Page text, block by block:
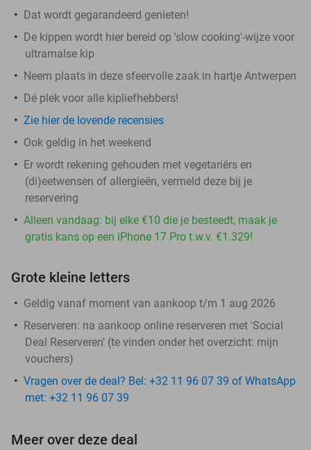
Dat wordt gegarandeerd genieten!
De kippen wordt hier bereid op 'slow cooking'-wijze voor
ultramalse kip
Neem plaats in deze sfeervolle zaak in hartje Antwerpen
Dé plek voor alle kipliefhebbers!
Zie hier de lovende recensies
Ook geldig in het weekend
Er wordt rekening gehouden met vegetariërs en
(di)eetwensen of allergieën, vermeld deze bij je
reservering
Alleen vandaag: bij elke €10 die je besteedt, maak je
gratis kans op een iPhone 17 Pro t.w.v. €1.329!
Grote kleine letters
Geldig vanaf moment van aankoop t/m 1 aug 2026
Reserveren: na aankoop online reserveren met 'Social
Deal Reserveren' (te vinden onder het overzicht: mijn
vouchers)
Vragen over de deal? Bel: +32 11 96 07 39 of WhatsApp
met: +32 11 96 07 39
Meer over deze deal